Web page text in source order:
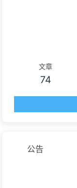
文章
74
公告